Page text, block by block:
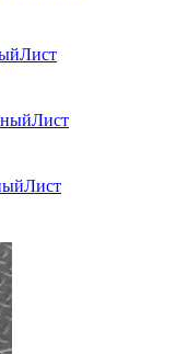
Лист
Лист
Лист